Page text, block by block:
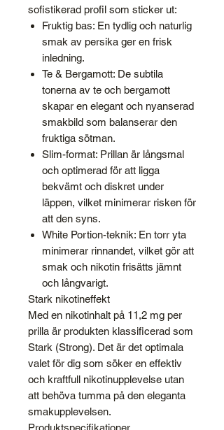
sofistikerad profil som sticker ut:
Fruktig bas: En tydlig och naturlig
smak av persika ger en frisk
inledning.
Te & Bergamott: De subtila
tonerna av te och bergamott
skapar en elegant och nyanserad
smakbild som balanserar den
fruktiga sötman.
Slim-format: Prillan är långsmal
och optimerad för att ligga
bekvämt och diskret under
läppen, vilket minimerar risken för
att den syns.
White Portion-teknik: En torr yta
minimerar rinnandet, vilket gör att
smak och nikotin frisätts jämnt
och långvarigt.
Stark nikotineffekt
Med en nikotinhalt på 11,2 mg per
prilla är produkten klassificerad som
Stark (Strong). Det är det optimala
valet för dig som söker en effektiv
och kraftfull nikotinupplevelse utan
att behöva tumma på den eleganta
smakupplevelsen.
Produktspecifikationer